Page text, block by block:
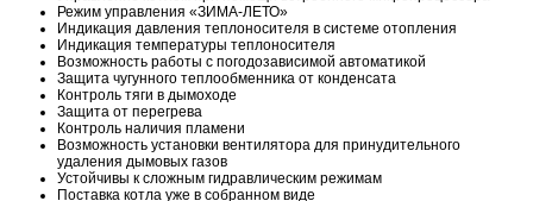
Режим управления «ЗИМА-ЛЕТО»
Индикация давления теплоносителя в системе отопления
Индикация температуры теплоносителя
Возможность работы с погодозависимой автоматикой
Защита чугунного теплообменника от конденсата
Контроль тяги в дымоходе
Защита от перегрева
Контроль наличия пламени
Возможность установки вентилятора для принудительного
удаления дымовых газов
Устойчивы к сложным гидравлическим режимам
Поставка котла уже в собранном виде